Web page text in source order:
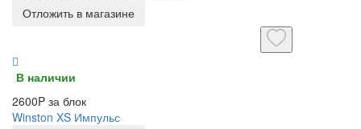
Отложить в магазине
В наличии
2600P за блок
Winston XS Импульс